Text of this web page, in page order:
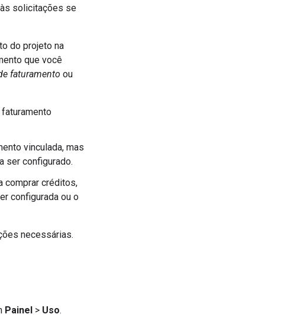
solicitações se
do projeto na
que você
faturamento ou
vinculada, mas
ser configurado.
comprar créditos,
configurada ou o
necessárias.
Painel > Uso.